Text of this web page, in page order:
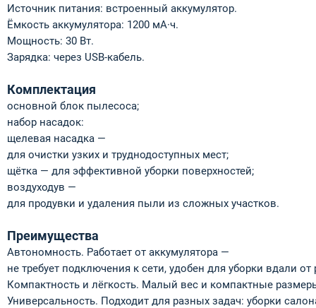
Источник питания: встроенный аккумулятор.
Ёмкость аккумулятора: 1200 мА·ч.
Мощность: 30 Вт.
Зарядка: через USB‑кабель.
Комплектация
основной блок пылесоса;
набор насадок:
щелевая насадка —
для очистки узких и труднодоступных мест;
щётка — для эффективной уборки поверхностей;
воздуходув —
для продувки и удаления пыли из сложных участков.
Преимущества
Автономность. Работает от аккумулятора —
не требует подключения к сети, удобен для уборки вдали от
Компактность и лёгкость. Малый вес и компактные
Универсальность. Подходит для разных задач: уборки